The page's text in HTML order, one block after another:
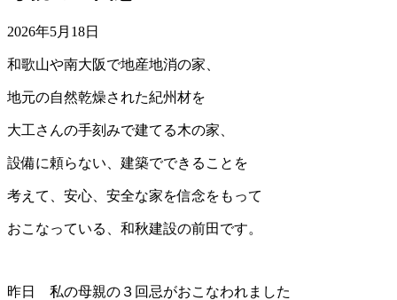
2026年5月18日
和歌山や南大阪で地産地消の家、
地元の自然乾燥された紀州材を
大工さんの手刻みで建てる木の家、
設備に頼らない、建築でできることを
考えて、安心、安全な家を信念をもって
おこなっている、和秋建設の前田です。
昨日 私の母親の３回忌がおこなわれました